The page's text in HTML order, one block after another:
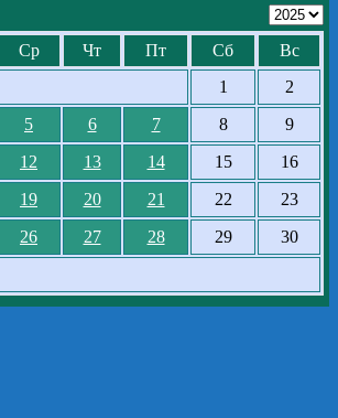
Ср Чт Пт Сб
Вс
1
2
5 6 7 8
9
12 13 14 15
16
19 20 21 22
23
26 27 28 29
30